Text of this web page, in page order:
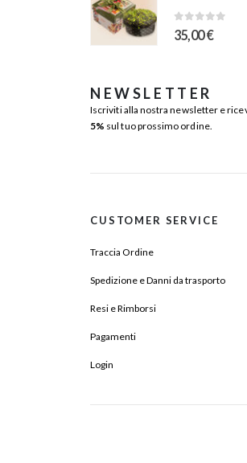
0Su 5
35,00€
NEWSLETTER
Iscriviti alla nostra newsletter e
5% sul tuo prossimo ordine.
CUSTOMER SERVICE
Traccia Ordine
Spedizione e Danni da trasporto
Resi e Rimborsi
Pagamenti
Login